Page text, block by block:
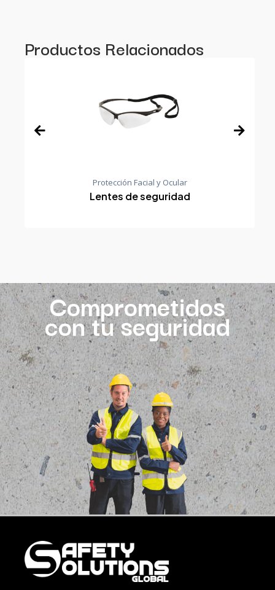
Productos Relacionados
Protección Facial y Ocular
Lentes de seguridad
Comprometidos
con tu seguridad